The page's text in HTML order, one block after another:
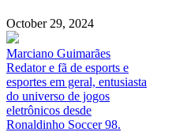
October 29, 2024
Marciano Guimarães
Redator e fã de esports e
esportes em geral, entusiasta
do universo de jogos
eletrônicos desde
Ronaldinho Soccer 98.